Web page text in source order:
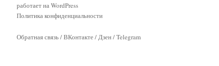
работает на WordPress
Политика конфиденциальности
Обратная связь/ВКонтакте/Дзен/Telegram